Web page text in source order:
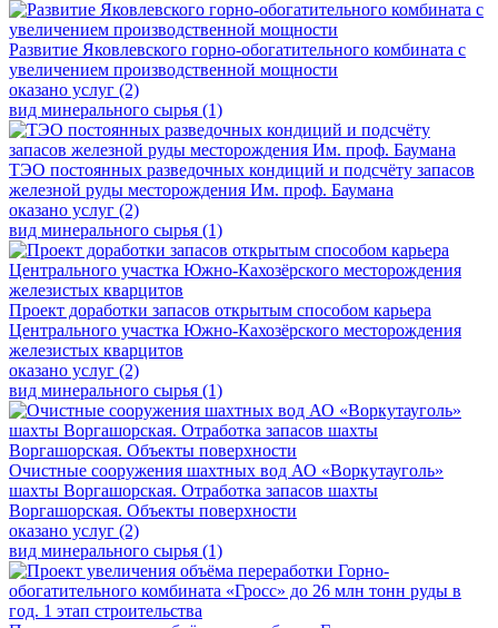
Развитие Яковлевского горно-обогатительного комбината с
увеличением производственной мощности
оказано услуг (2)
вид минерального сырья (1)
ТЭО постоянных разведочных кондиций и подсчёту запасов
железной руды месторождения Им. проф. Баумана
оказано услуг (2)
вид минерального сырья (1)
Проект доработки запасов открытым способом карьера
Центрального участка Южно-Кахозёрского месторождения
железистых кварцитов
оказано услуг (2)
вид минерального сырья (1)
Очистные сооружения шахтных вод АО «Воркутауголь»
шахты Воргашорская. Отработка запасов шахты
Воргашорская. Объекты поверхности
оказано услуг (2)
вид минерального сырья (1)